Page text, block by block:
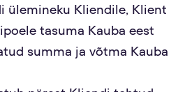
ülemineku Kliendile, Klient
tasuma Kauba eest
summa ja võtma Kauba